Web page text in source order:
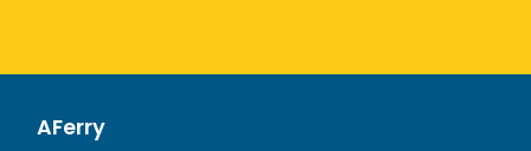
AFerry